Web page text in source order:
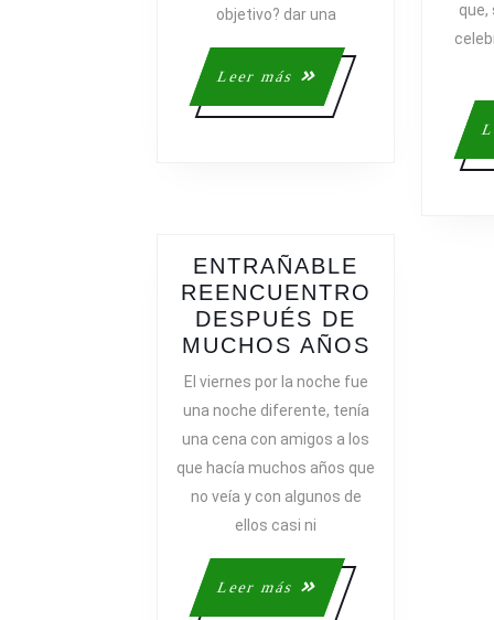
objetivo? dar una
Leer más
Leer
más
que,
ENTRAÑABLE
REENCUENTRO
DESPUÉS DE
MUCHOS AÑOS
AÑOS
El viernes por la noche fue
una noche diferente, tenía
una cena con amigos a los
que hacía muchos años que
no veía y con algunos de
ellos casi ni
Leer más
Leer
más